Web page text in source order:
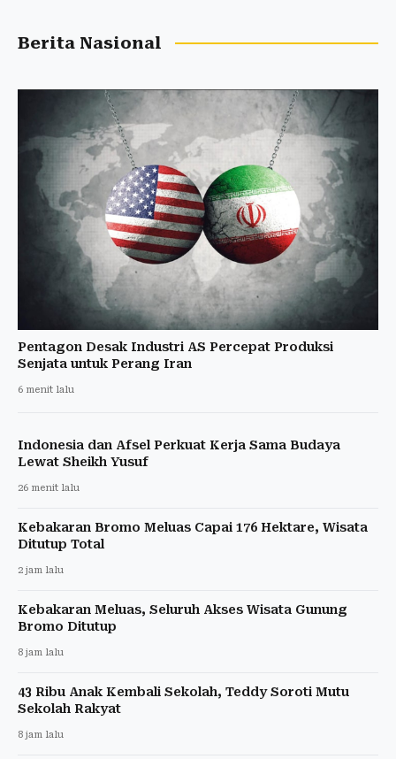
Berita Nasional
Pentagon Desak Industri AS Percepat Produksi
Senjata untuk Perang Iran
6 menit lalu
Indonesia dan Afsel Perkuat Kerja Sama Budaya
Lewat Sheikh Yusuf
26 menit lalu
Kebakaran Bromo Meluas Capai 176 Hektare, Wisata
Ditutup Total
2 jam lalu
Kebakaran Meluas, Seluruh Akses Wisata Gunung
Bromo Ditutup
8 jam lalu
43 Ribu Anak Kembali Sekolah, Teddy Soroti Mutu
Sekolah Rakyat
8 jam lalu